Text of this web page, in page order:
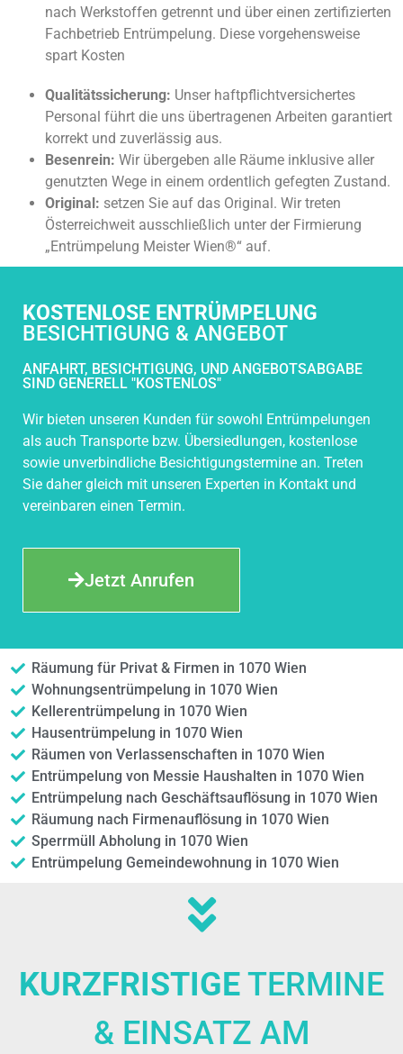
nach Werkstoffen getrennt und über einen zertifizierten
Fachbetrieb Entrümpelung. Diese vorgehensweise
spart Kosten
Qualitätssicherung: Unser haftpflichtversichertes
Personal führt die uns übertragenen Arbeiten garantiert
korrekt und zuverlässig aus.
Besenrein: Wir übergeben alle Räume inklusive aller
genutzten Wege in einem ordentlich gefegten Zustand.
Original: setzen Sie auf das Original. Wir treten
Österreichweit ausschließlich unter der Firmierung
„Entrümpelung Meister Wien®“ auf.
KOSTENLOSE ENTRÜMPELUNG
BESICHTIGUNG & ANGEBOT
ANFAHRT, BESICHTIGUNG, UND ANGEBOTSABGABE
SIND GENERELL "KOSTENLOS"
Wir bieten unseren Kunden für sowohl Entrümpelungen
als auch Transporte bzw. Übersiedlungen, kostenlose
sowie unverbindliche Besichtigungstermine an. Treten
Sie daher gleich mit unseren Experten in Kontakt und
vereinbaren einen Termin.
Jetzt Anrufen
Räumung für Privat & Firmen in 1070 Wien
Wohnungsentrümpelung in 1070 Wien
Kellerentrümpelung in 1070 Wien
Hausentrümpelung in 1070 Wien
Räumen von Verlassenschaften in 1070 Wien
Entrümpelung von Messie Haushalten in 1070 Wien
Entrümpelung nach Geschäftsauflösung in 1070 Wien
Räumung nach Firmenauflösung in 1070 Wien
Sperrmüll Abholung in 1070 Wien
Entrümpelung Gemeindewohnung in 1070 Wien
KURZFRISTIGETERMINE
& EINSATZ AM